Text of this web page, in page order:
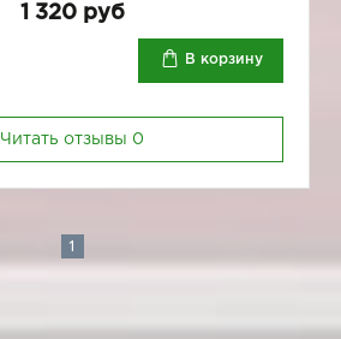
1 320 руб
В корзину
Читать отзывы 0
1